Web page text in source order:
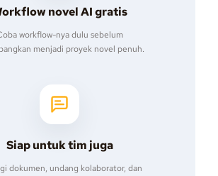
novel AI gratis
workflow-nya dulu sebelum
menjadi proyek novel penuh.
Siap untuk tim juga
dokumen, undang kolaborator, dan